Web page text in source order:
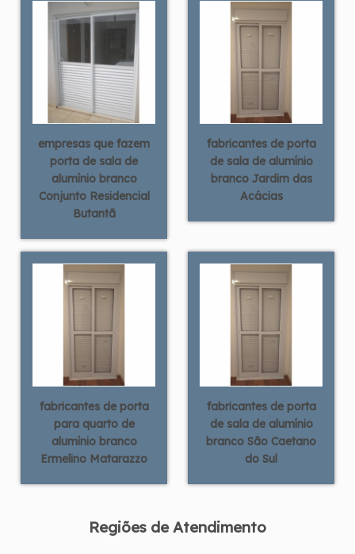
empresas que fazem
porta de sala de
alumínio branco
Conjunto Residencial
Butantã
fabricantes de porta
de sala de alumínio
branco Jardim das
Acácias
fabricantes de porta
para quarto de
alumínio branco
Ermelino Matarazzo
fabricantes de porta
de sala de alumínio
branco São Caetano
do Sul
Regiões de Atendimento